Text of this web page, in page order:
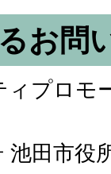
お問
ィプロモ
池田市役